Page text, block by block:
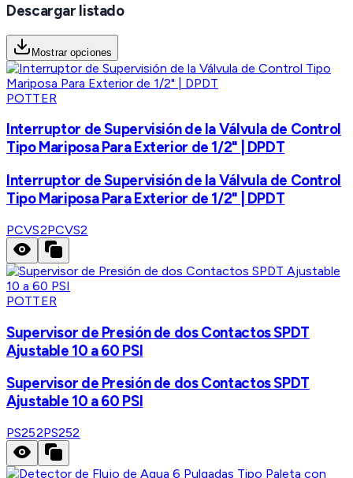
Descargar listado
Mostrar opciones
POTTER
Interruptor de Supervisión de la Válvula de Control
Tipo Mariposa Para Exterior de 1/2" | DPDT
Interruptor de Supervisión de la Válvula de Control
Tipo Mariposa Para Exterior de 1/2" | DPDT
PCVS2PCVS2
POTTER
Supervisor de Presión de dos Contactos SPDT
Ajustable 10 a 60 PSI
Supervisor de Presión de dos Contactos SPDT
Ajustable 10 a 60 PSI
PS252PS252